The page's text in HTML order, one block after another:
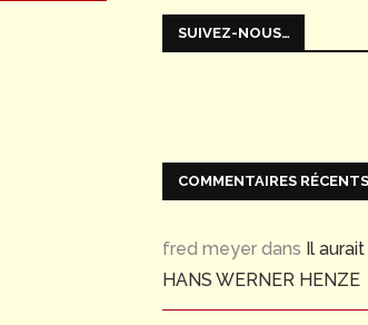
SUIVEZ-NOUS…
COMMENTAIRES RÉCENTS
fred meyer dans Il
HANS WERNER HENZE